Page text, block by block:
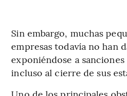
Sin embargo, muchas
empresas todavía no han
exponiéndose a
incluso al cierre de sus